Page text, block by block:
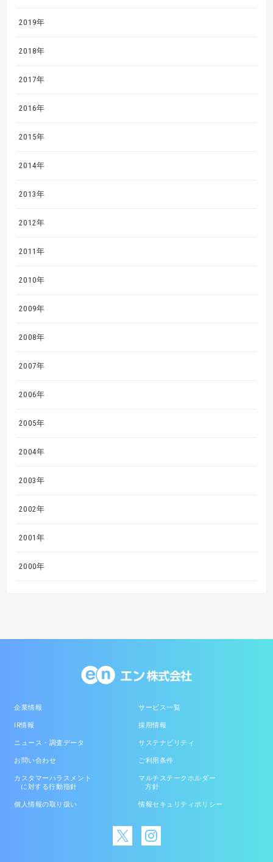
2019年
2018年
2017年
2016年
2015年
2014年
2013年
2012年
2011年
2010年
2009年
2008年
2007年
2006年
2005年
2004年
2003年
2002年
2001年
2000年
企業情報 サービス一覧
IR情報 採用情報
ニュース・調査データ サステナビリティ
お問い合わせ ご利用条件
カスタマーハラスメント
に対する行動指針
マルチステークホルダー
方針
個人情報の取り扱い 情報セキュリティポリシー